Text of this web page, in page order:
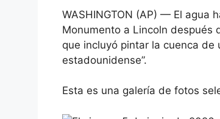
WASHINGTON (AP) — El agua
Monumento a Lincoln después
que incluyó pintar la cuenca de
estadounidense”.
Esta es una galería de fotos